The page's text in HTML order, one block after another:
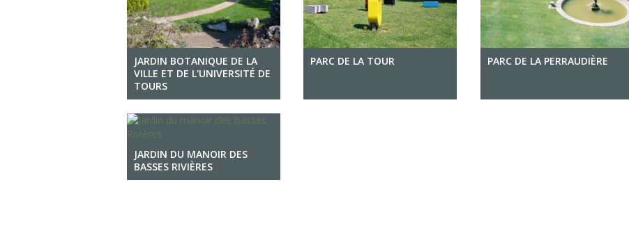
JARDIN BOTANIQUE DE LA
VILLE ET DE L'UNIVERSITÉ DE
TOURS
PARC DE LA TOUR PARC DE LA PERRAUDIÈRE
JARDIN DU MANOIR DES
BASSES RIVIÈRES